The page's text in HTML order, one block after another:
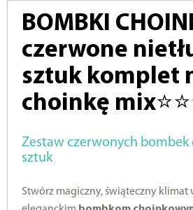
BOMBKI
czerwone
sztuk komplet
choinkę
Zestaw czerwonych bombek
sztuk
Stwórz magiczny, świąteczny